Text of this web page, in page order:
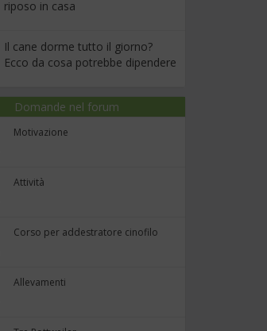
riposo in casa
Il cane dorme tutto il giorno?
Ecco da cosa potrebbe dipendere
Domande nel forum
Motivazione
Attività
Corso per addestratore cinofilo
Allevamenti